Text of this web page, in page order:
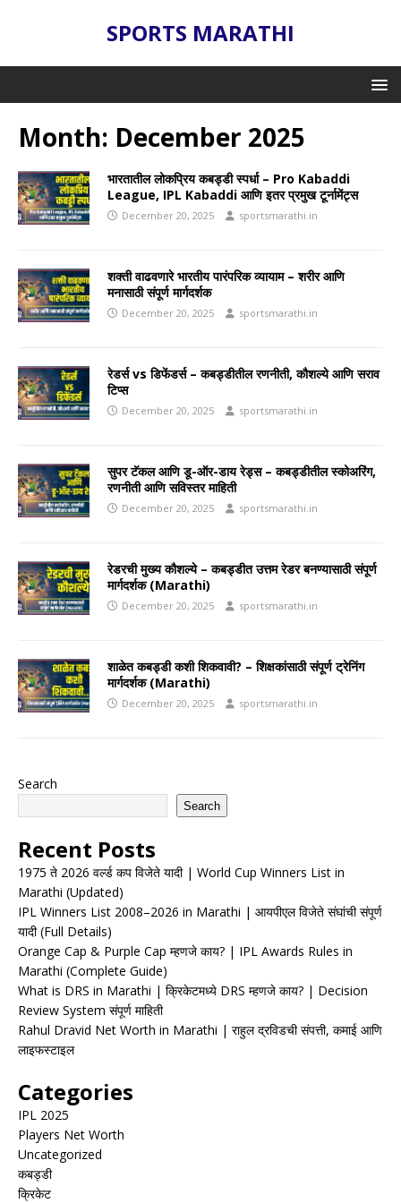
SPORTS MARATHI
Month: December 2025
भारतातील लोकप्रिय कबड्डी स्पर्धा – Pro Kabaddi
League, IPL Kabaddi आणि इतर प्रमुख टूर्नामेंट्स
December 20, 2025 sportsmarathi.in
शक्ती वाढवणारे भारतीय पारंपरिक व्यायाम – शरीर आणि
मनासाठी संपूर्ण मार्गदर्शक
December 20, 2025 sportsmarathi.in
रेडर्स vs डिफेंडर्स – कबड्डीतील रणनीती, कौशल्ये आणि सराव
टिप्स
December 20, 2025 sportsmarathi.in
सुपर टॅकल आणि डू-ऑर-डाय रेड्स – कबड्डीतील स्कोअरिंग,
रणनीती आणि सविस्तर माहिती
December 20, 2025 sportsmarathi.in
रेडरची मुख्य कौशल्ये – कबड्डीत उत्तम रेडर बनण्यासाठी संपूर्ण
मार्गदर्शक (Marathi)
December 20, 2025 sportsmarathi.in
शाळेत कबड्डी कशी शिकवावी? – शिक्षकांसाठी संपूर्ण ट्रेनिंग
मार्गदर्शक (Marathi)
December 20, 2025 sportsmarathi.in
Search
Search
Recent Posts
1975 ते 2026 वर्ल्ड कप विजेते यादी | World Cup Winners List in
Marathi (Updated)
IPL Winners List 2008–2026 in Marathi | आयपीएल विजेते संघांची संपूर्ण
यादी (Full Details)
Orange Cap & Purple Cap म्हणजे काय? | IPL Awards Rules in
Marathi (Complete Guide)
What is DRS in Marathi | क्रिकेटमध्ये DRS म्हणजे काय? | Decision
Review System संपूर्ण माहिती
Rahul Dravid Net Worth in Marathi | राहुल द्रविडची संपत्ती, कमाई आणि
लाइफस्टाइल
Categories
IPL 2025
Players Net Worth
Uncategorized
कबड्डी
क्रिकेट